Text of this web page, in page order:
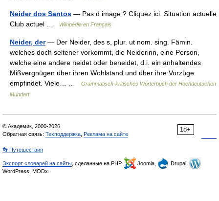
Neider dos Santos — Pas d image ? Cliquez ici. Situation actuelle
Club actuel …
Wikipédia en Français
Neider, der— Der Neider, des s, plur. ut nom. sing. Fämin.
welches doch seltener vorkommt, die Neiderinn, eine Person,
welche eine andere neidet oder beneidet, d.i. ein anhaltendes
Mißvergnügen über ihren Wohlstand und über ihre Vorzüge
empfindet. Viele… …
Grammatisch-kritisches Wörterbuch der Hochdeutschen
Mundart
18+
© Академик, 2000-2026
Обратная связь: Техподдержка Реклама на сайте
👣 Путешествия
Экспорт словарей на сайты , сделанные на PHP, Joomla,
Drupal,
WordPress, MODx.